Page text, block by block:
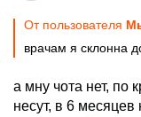
От пользователя
врачам я склонна
а мну чота нет, по
несут, в 6 месяцев